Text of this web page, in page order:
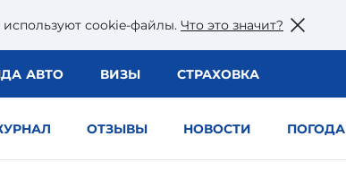
используют сookie-файлы. Что это значит?
АВТО ВИЗЫ СТРАХОВКА
ОТЗЫВЫ НОВОСТИ ПОГОДА